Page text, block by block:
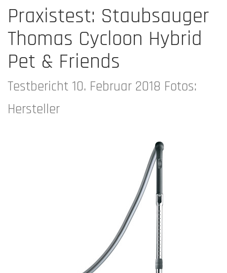
Praxistest: Staubsauger
Thomas Cycloon Hybrid
Pet & Friends
Testbericht 10. Februar 2018 Fotos:
Hersteller